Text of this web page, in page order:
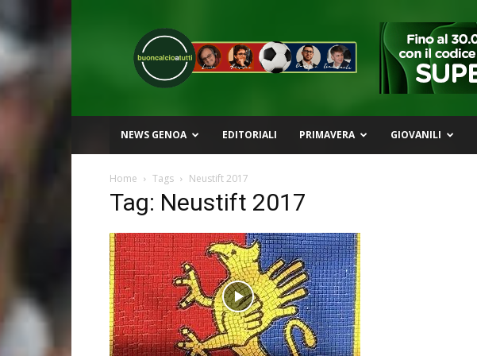
Buon
Calcio
a
Tutti
NEWS GENOA EDITORIALI PRIMAVERA GIOVANILI
Home Tags Neustift 2017
Tag: Neustift 2017